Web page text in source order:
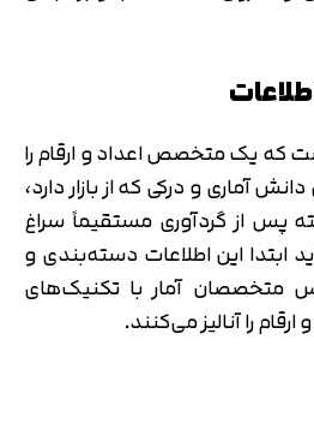
که یک متخصص اعداد و ارقام را
آماری و درکی که از بازار دارد،
پس از گردآوری مستقیماً سراغ
ابتدا این اطلاعات دسته‌بندی و
آمار با تکنیک‌های
را آنالیز می‌کنند.